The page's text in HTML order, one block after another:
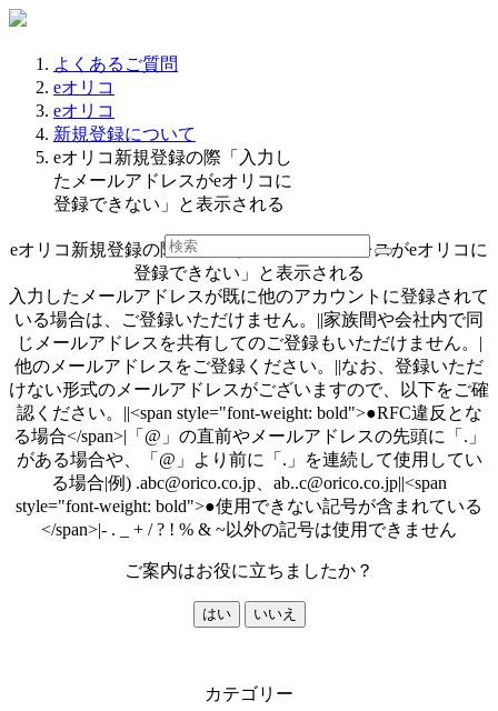
よくあるご質問
eオリコ
eオリコ
新規登録について
eオリコ新規登録の際「入力し
たメールアドレスがeオリコに
登録できない」と表示される
eオリコ新規登録の際「入力したメールアドレスがeオリコに
登録できない」と表示される
入力したメールアドレスが既に他のアカウントに登録されて
いる場合は、ご登録いただけません。||家族間や会社内で同
じメールアドレスを共有してのご登録もいただけません。|
他のメールアドレスをご登録ください。||なお、登録いただ
けない形式のメールアドレスがございますので、以下をご確
認ください。||<span style="font-weight: bold">●RFC違反とな
る場合</span>|「@」の直前やメールアドレスの先頭に「.」
がある場合や、「@」より前に「.」を連続して使用してい
る場合|例) .abc@orico.co.jp、ab..c@orico.co.jp||<span
style="font-weight: bold">●使用できない記号が含まれている
</span>|- . _ + / ? ! % & ~以外の記号は使用できません
ご案内はお役に立ちましたか？
はい いいえ
カテゴリー